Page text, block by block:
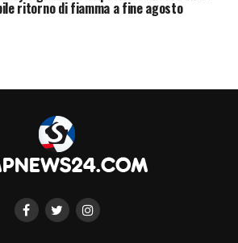
ritorno di fiamma a fine agosto